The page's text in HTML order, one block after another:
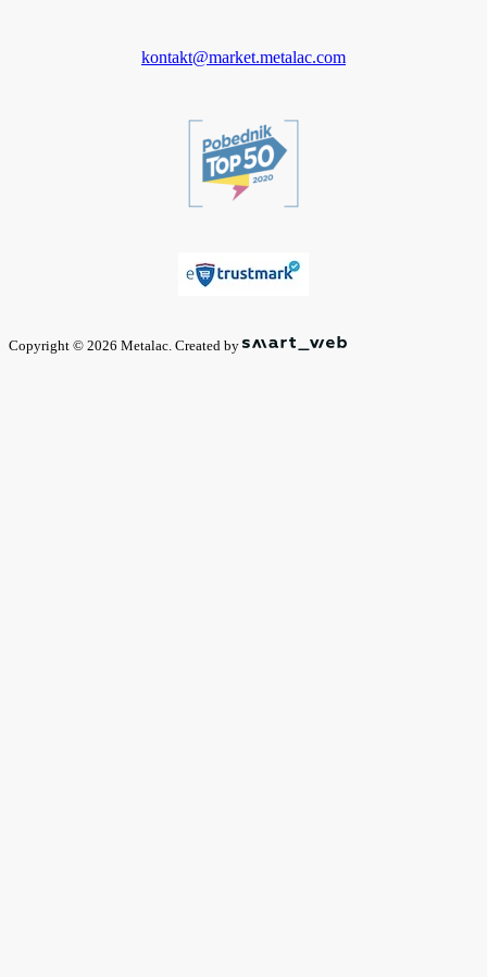
kontakt@market.metalac.com
Copyright © 2026 Metalac. Created by